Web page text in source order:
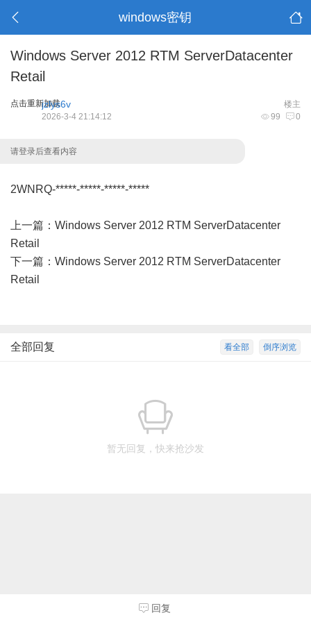
windows密钥
Windows Server 2012 RTM ServerDatacenter
Retail
点击重新加载 楼主
jzlys6v
99 0
2026-3-4 21:14:12
请登录后查看内容
2WNRQ-*****-*****-*****-*****
上一篇： Windows Server 2012 RTM ServerDatacenter
Retail
下一篇： Windows Server 2012 RTM ServerDatacenter
Retail
倒序浏览
看全部
全部回复
暂无回复，快来抢沙发
回复